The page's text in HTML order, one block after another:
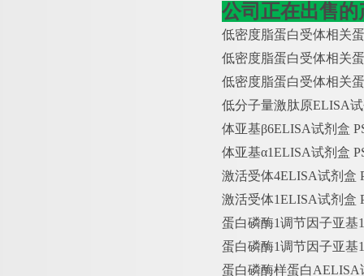
公司正在出售的
低密度脂蛋白受体相关
低密度脂蛋白受体相关
低密度脂蛋白受体相关
低分子量激肽原ELISA
体亚基β6ELISA试剂盒
体亚基α1ELISA试剂盒
激活受体4ELISA试剂盒
激活受体1ELISA试剂盒
蛋白磷酶1调节因子亚基
蛋白磷酶1调节因子亚基
蛋白磷酶样蛋白AELISA